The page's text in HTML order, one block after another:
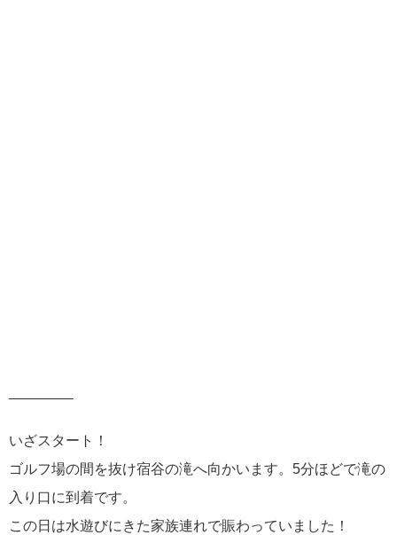
————–
いざスタート！
ゴルフ場の間を抜け宿谷の滝へ向かいます。5分ほどで滝の
入り口に到着です。
この日は水遊びにきた家族連れで賑わっていました！